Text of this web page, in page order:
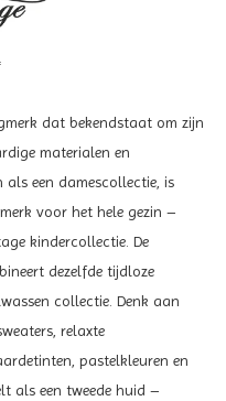
dat bekendstaat om zijn
materialen en
een damescollectie, is
voor het hele gezin –
kindercollectie. De
dezelfde tijdloze
collectie. Denk aan
relaxte
pastelkleuren en
als een tweede huid –